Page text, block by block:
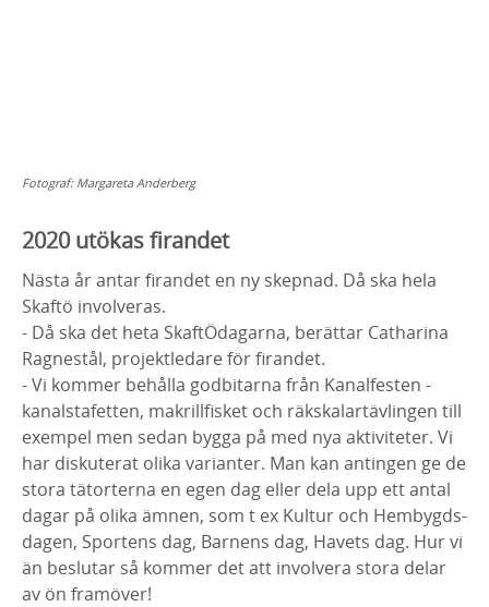
Fotograf: Margareta Anderberg
2020 utökas firandet
Nästa år antar firandet en ny skepnad. Då ska hela
Skaftö involveras.
- Då ska det heta SkaftÖdagarna, berättar Catharina
Ragnestål, projektledare för firandet.
- Vi kommer behålla godbitarna från Kanalfesten -
kanalstafetten, makrillfisket och räkskalartävlingen till
exempel men sedan bygga på med nya aktiviteter. Vi
har diskuterat olika varianter. Man kan antingen ge de
stora tätorterna en egen dag eller dela upp ett antal
dagar på olika ämnen, som t ex Kultur och Hembygds-
dagen, Sportens dag, Barnens dag, Havets dag. Hur vi
än beslutar så kommer det att involvera stora delar
av ön framöver!